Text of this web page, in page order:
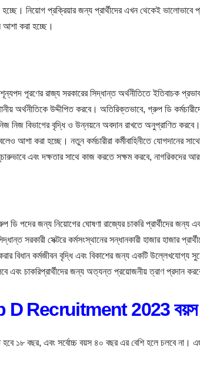
নিয়োগ প্রক্রিয়ার জন্য প্রার্থীদের এখন থেকেই
আশা করা হচ্ছে।
পূরণের রাজ্য সরকারের সিদ্ধান্ত অর্থনীতিতে ইতিবাচক
অর্থনীতিকে উদ্দীপিত করবে। অতিরিক্তভাবে, গ্রুপ ডি
নিজ বিভাগের বৃদ্ধি ও উন্নয়নে অবদান রাখতে অনুপ্রাণিত
আশা করা হচ্ছে। নতুন কর্মচারীরা কর্মীবাহিনীতে যোগদানের
এবং দক্ষতার সাথে কাজ করতে সক্ষম করবে, নাগরিকদের
ডি পদের জন্য নিয়োগের ঘোষণা রাজ্যের চাকরি প্রার্থীদের
সরকারী সেক্টরে কর্মসংস্থানের সন্ধানকারী হাজার হাজার
বিধান কর্মজীবন বৃদ্ধি এবং বিকাশের জন্য একটি উল্লেখযোগ্য
এবং চাকরিপ্রার্থীদের জন্য অত্যন্ত প্রয়োজনীয় ত্রাণ প্রদান
Recruitment 2023 বয়স
হবে ১৮ বছর, এবং সর্বোচ্চ বয়স ৪০ বছর এর বেশি হলে চলবে না।